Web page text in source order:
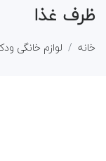
ظرف غذا
خانه لوازم خانگی